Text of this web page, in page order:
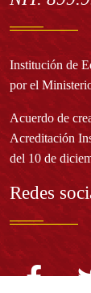
Institución de
por el
Acuerdo de
Acreditación
del 10 de
Redes